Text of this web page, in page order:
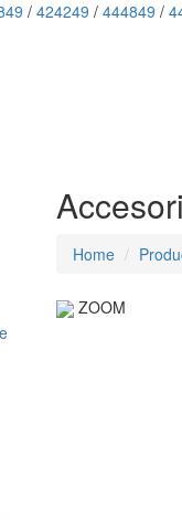
/ 424249 / 444849 /
Home
ZOOM